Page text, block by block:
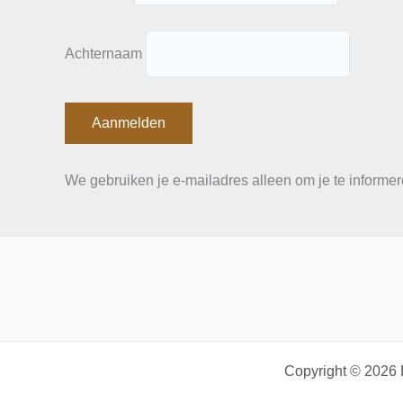
Achternaam
We gebruiken je e-mailadres alleen om je te
Copyright © 2026